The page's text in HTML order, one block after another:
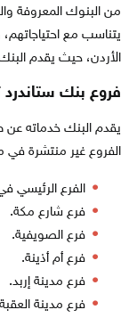
من البنوك المعروفة
يتناسب مع
الأردن، حيث يقدم
فروع بنك ستاندرد
يقدم البنك خدماته
الفروع غير منتشرة في
الفرع الرئيسي
فرع شارع مكة.
فرع الصويفية.
فرع أم أذينة.
فرع مدينة إربد.
فرع مدينة